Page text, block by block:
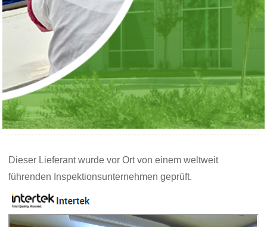
Dieser Lieferant wurde vor Ort von einem weltweit
führenden Inspektionsunternehmen geprüft.